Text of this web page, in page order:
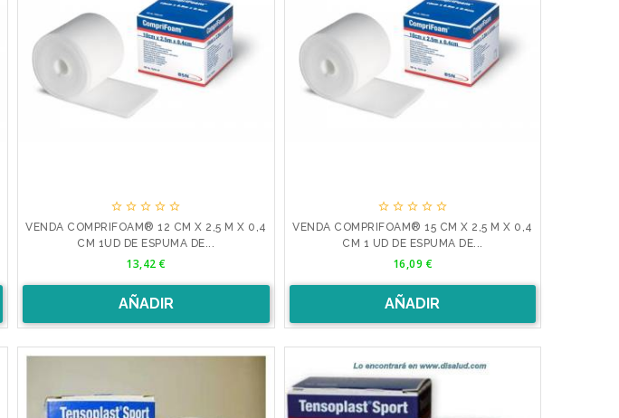
    
VENDA COMPRIFOAM® 12 CM X 2,5 M X 0,4
CM 1UD DE ESPUMA DE...
Precio
13,42 €
AÑADIR
    
VENDA COMPRIFOAM® 15 CM X 2,5 M X 0,4
CM 1 UD DE ESPUMA DE...
Precio
16,09 €
AÑADIR